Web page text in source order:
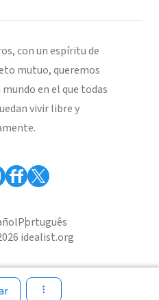
con un espíritu de
mutuo, queremos
en el que todas
vivir libre y
Português
idealist.org